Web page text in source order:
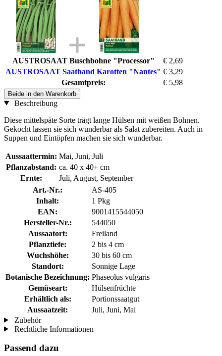
AUSTROSAAT Buschbohne "Processor"
€ 2,69
AUSTROSAAT Saatband Karotten "Nantes" € 3,29
Gesamtpreis:
€ 5,98
Beide in den Warenkorb
Beschreibung
Diese mittelspäte Sorte trägt lange Hülsen mit weißen Bohnen.
Gekocht lassen sie sich wunderbar als Salat zubereiten. Auch in
Suppen und Eintöpfen machen sie sich wunderbar.
Aussaattermin: Mai, Juni, Juli
Pflanzabstand: ca. 40 x 40+ cm
Ernte:
Juli, August, September
Art.-Nr.:
AS-405
Inhalt:
1 Pkg
EAN:
9001415544050
Hersteller-Nr.:
544050
Aussaatort:
Freiland
Pflanztiefe:
2 bis 4 cm
Wuchshöhe:
30 bis 60 cm
Standort:
Sonnige Lage
Botanische Bezeichnung: Phaseolus vulgaris
Gemüseart:
Hülsenfrüchte
Erhältlich als:
Portionssaatgut
Aussaatzeit:
Juli, Juni, Mai
Zubehör
Rechtliche Informationen
Passend dazu